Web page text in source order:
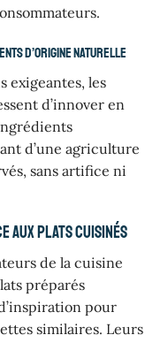
d’origine naturelle
exigeantes, les
d’innover en
d’une agriculture
sans artifice ni
aux plats cuisinés
de la cuisine
préparés
pour
similaires. Leurs